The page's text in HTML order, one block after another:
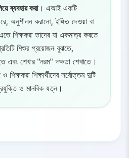
ব্যবহার করা। এআই একটি
অনুশীলন করানো, ইঙ্গিত দেওয়া বা
শিক্ষকরা তাদের যা একমাত্র করতে
শিশুর প্রয়োজন বুঝতে,
এবং শেখার "নরম" দক্ষতা শেখাতে।
শিক্ষার্থীদের সর্বোত্তম দুটি
ও মানবিক যত্ন।